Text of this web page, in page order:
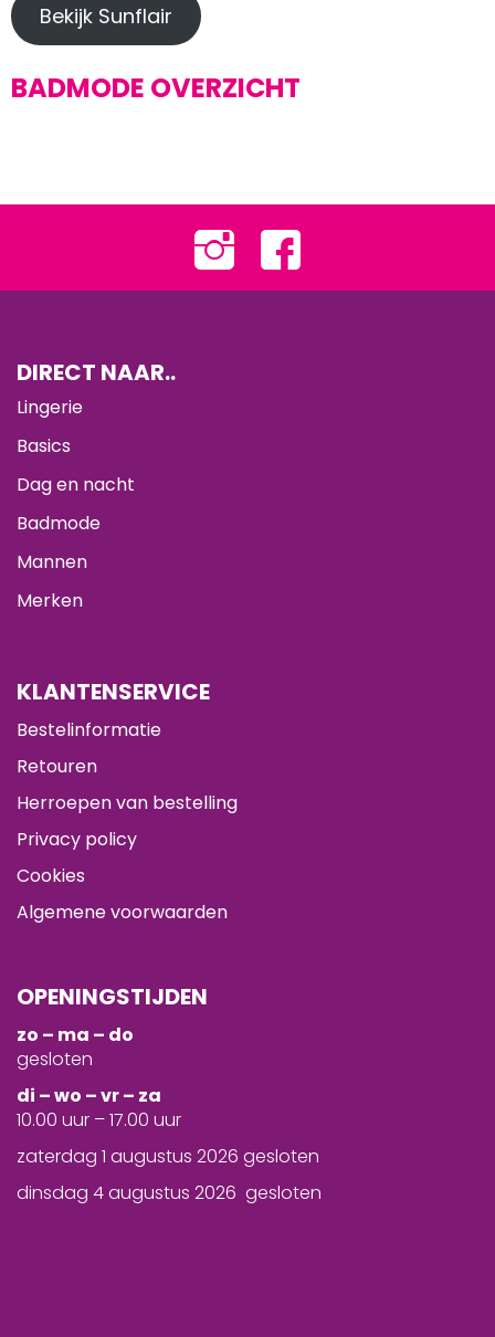
Bekijk Sunflair
BADMODE OVERZICHT
DIRECT NAAR..
Lingerie
Basics
Dag en nacht
Badmode
Mannen
Merken
KLANTENSERVICE
Bestelinformatie
Retouren
Herroepen van bestelling
Privacy policy
Cookies
Algemene voorwaarden
OPENINGSTIJDEN
zo – ma – do
gesloten
di – wo – vr – za
10.00 uur – 17.00 uur
zaterdag 1 augustus 2026 gesloten
dinsdag 4 augustus 2026 gesloten